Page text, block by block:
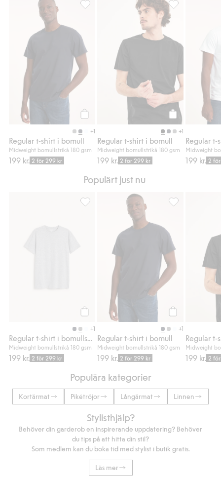
+1
Regular t-shirt i bomull
Midweight bomullstrikå 180 gsm
199 kr. 2 för 299 kr
Regular t-shirt i bomull, Lägg till i favoriter
Köp
+1
Regular t-shirt i bomull
Midweight bomullstrikå 180 gsm
199 kr. 2 för 299 kr
Regular t-shirt
Regular
Midweight
199 kr. 2
Populärt just nu
+1
Midweight bomullstrikå 180 gsm
199 kr. 2 för 299 kr
Regular t-shirt i bomullsmix, Lägg till i
+1
Regular t-shirt i bomull
Midweight bomullstrikå 180 gsm
199 kr. 2 för 299 kr
Regular
Midweight
199 kr. 2
Populära kategorier
Kortärmat Pikétröjor Långärmat Linnen
Stylisthjälp?
Behöver din garderob en inspirerande uppdatering? Behöver
du tips på att hitta din stil?
Som medlem kan du boka tid med stylist i butik gratis.
Läs mer